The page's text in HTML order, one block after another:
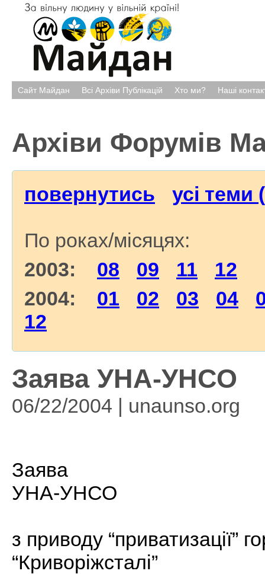
Сайт Майдан Всі Архіви Публікацій Хто ми? Наші
Архіви Форумів
повернутись усі теми
По роках/місяцях:
2003: 08 09 11
12
2004: 01 02 03 04
12
Заява УНА-УНСО
06/22/2004 | unaunso.org
Заява
УНА-УНСО
з приводу “приватизації”
“Криворіжсталі”